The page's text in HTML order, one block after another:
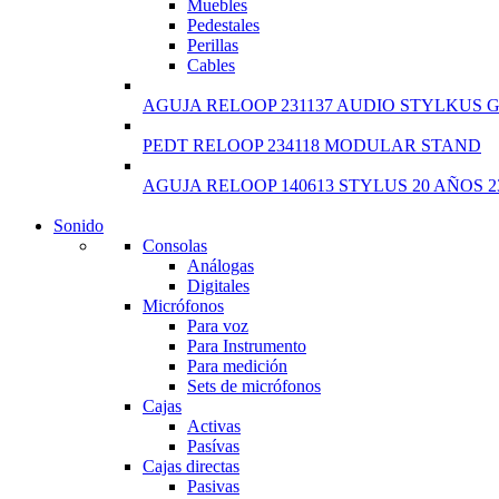
Muebles
Pedestales
Perillas
Cables
AGUJA RELOOP 231137 AUDIO STYLKUS
PEDT RELOOP 234118 MODULAR STAND
AGUJA RELOOP 140613 STYLUS 20 AÑOS
TP 450X I7 THINKPAD
Shop Now
Sonido
Consolas
Análogas
Digitales
Micrófonos
Para voz
Para Instrumento
Para medición
Sets de micrófonos
Cajas
Activas
Pasívas
Cajas directas
Pasivas